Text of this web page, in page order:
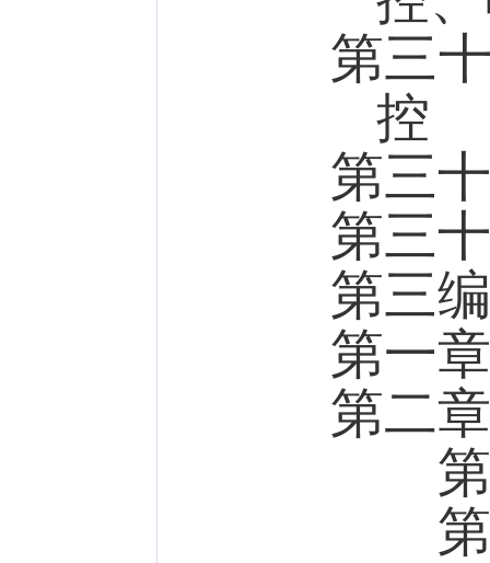
第三
控
第三
第三
第三
第一
第二
第
第